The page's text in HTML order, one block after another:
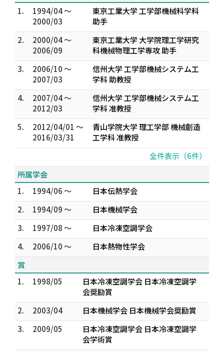
1.
1994/04 ～
2000/03
東京工業大学 工学部機械科学科
助手
2.
2000/04 ～
2006/09
東京工業大学 大学院理工学研究
科機械物理工学専攻 助手
3.
2006/10 ～
2007/03
信州大学 工学部機械システム工
学科 助教授
4.
2007/04 ～
2012/03
信州大学 工学部機械システム工
学科 准教授
5.
2012/04/01 ～
2016/03/31
青山学院大学 理工学部 機械創造
工学科 准教授
全件表示（6件）
所属学会
1.
1994/06 ～
日本伝熱学会
2.
1994/09 ～
日本機械学会
3.
1997/08 ～
日本冷凍空調学会
4.
2006/10 ～
日本熱物性学会
賞
1.
1998/05
日本冷凍空調学会 日本冷凍空調学
会奨励賞
2.
2003/04
日本機械学会 日本機械学会奨励賞
3.
2009/05
日本冷凍空調学会 日本冷凍空調学
会学術賞